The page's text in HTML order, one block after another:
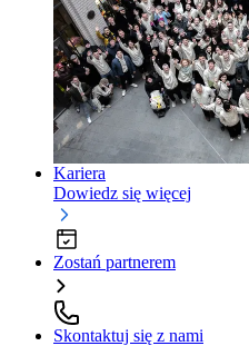
Kariera
Dowiedz się więcej
Zostań partnerem
Skontaktuj się z nami